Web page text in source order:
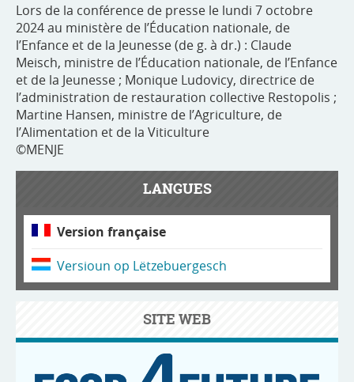
Lors de la conférence de presse le lundi 7 octobre
2024 au ministère de l’Éducation nationale, de
l’Enfance et de la Jeunesse (de g. à dr.) : Claude
Meisch, ministre de l’Éducation nationale, de l’Enfance
et de la Jeunesse ; Monique Ludovicy, directrice de
l’administration de restauration collective Restopolis ;
Martine Hansen, ministre de l’Agriculture, de
l’Alimentation et de la Viticulture
©MENJE
LANGUES
Version française
Versioun op Lëtzebuergesch
SITE WEB